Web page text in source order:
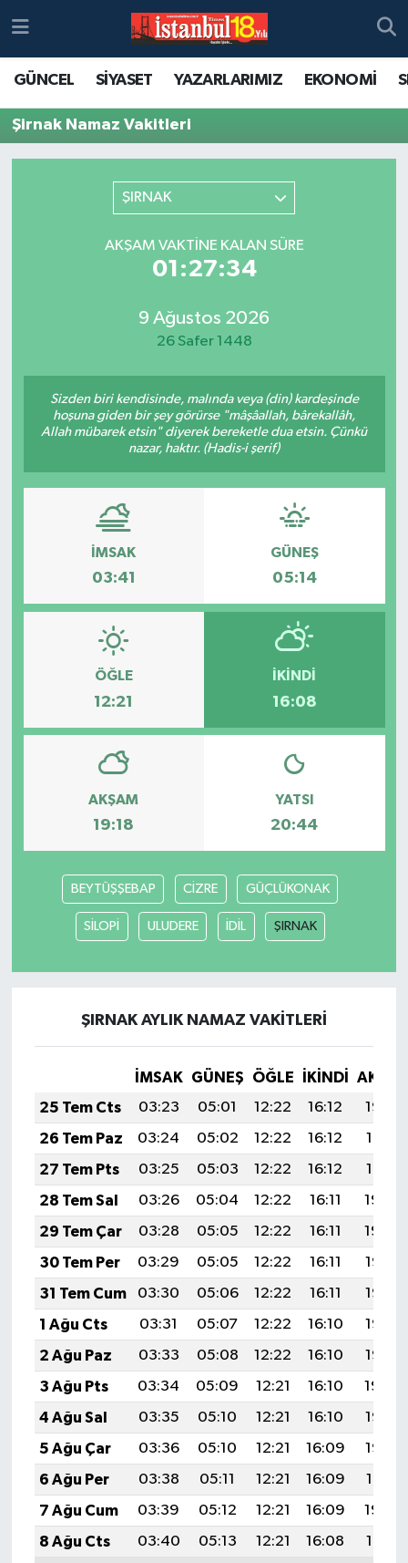
GÜNCEL SİYASET YAZARLARIMIZ EKONOMİ
Şirnak Namaz Vakitleri
ŞIRNAK
AKŞAM VAKTINE KALAN SÜRE
01:27:34
9 Ağustos 2026
26 Safer 1448
Sizden biri kendisinde, malında veya (din) kardeşinde
hoşuna giden bir şey görürse "mâşâallah, bârekallâh,
Allah mübarek etsin" diyerek bereketle dua etsin. Çünkü
nazar, haktır. (Hadis-i şerif)
İMSAK
03:41
GÜNEŞ
05:14
ÖĞLE
12:21
İKINDI
16:08
AKŞAM
19:18
YATSI
20:44
BEYTÜŞŞEBAP CİZRE GÜÇLÜKONAK
SİLOPİ ULUDERE İDİL ŞIRNAK
ŞIRNAK AYLIK NAMAZ VAKITLERI
İMSAK GÜNEŞ ÖĞLE İKINDI
25 Tem Cts
03:23 05:01 12:22 16:12
19:32
26 Tem Paz
03:24 05:02 12:22 16:12
19:31
27 Tem Pts
03:25 05:03 12:22 16:12
19:31
28 Tem Sal
03:26 05:04 12:22 16:11
19:30
29 Tem Çar
03:28 05:05 12:22 16:11
19:29
30 Tem Per
03:29 05:05 12:22 16:11
19:28
31 Tem Cum
03:30 05:06 12:22 16:11
19:27
1 Ağu Cts
03:31 05:07 12:22 16:10
19:26
2 Ağu Paz
03:33 05:08 12:22 16:10
19:25
3 Ağu Pts
03:34 05:09 12:21 16:10
19:24
4 Ağu Sal
03:35 05:10 12:21 16:10
19:23
5 Ağu Çar
03:36 05:10 12:21 16:09
19:22
6 Ağu Per
03:38 05:11 12:21 16:09
19:21
7 Ağu Cum
03:39 05:12 12:21 16:09
19:20
8 Ağu Cts
03:40 05:13 12:21 16:08
19:19